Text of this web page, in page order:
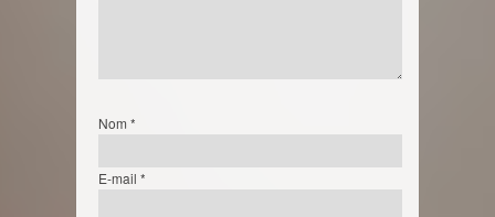
Nom *
E-mail *